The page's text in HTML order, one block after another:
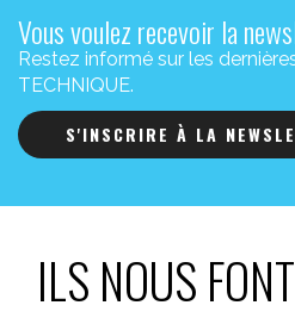
Vous voulez recevoir la
Restez informé sur les
TECHNIQUE.
S'INSCRIRE À LA
ILS NOUS